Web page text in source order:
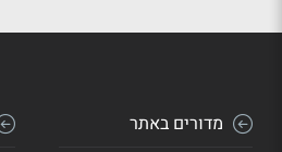
מדורים באתר